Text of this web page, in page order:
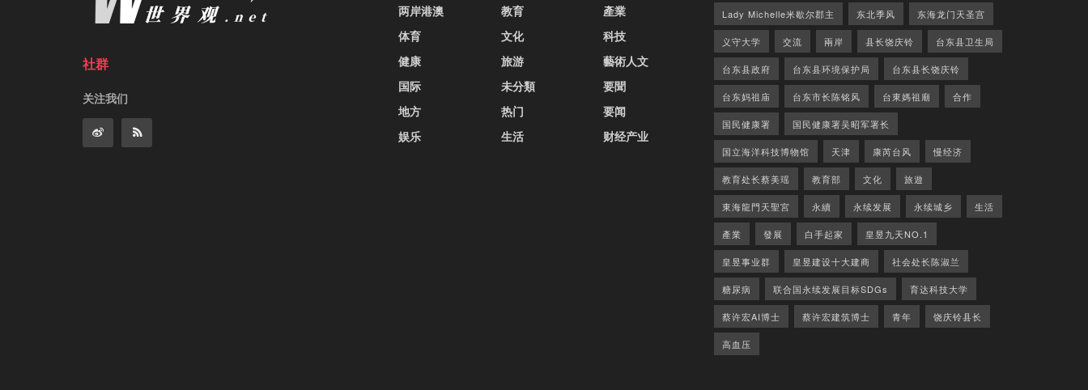
社群
关注我们
两岸港澳
体育
健康
国际
地方
娱乐
教育
文化
旅游
未分類
热门
生活
產業
科技
藝術人文
要聞
要闻
财经产业
Lady Michelle米歇尔郡主 东北季风 东海龙门天圣宫
义守大学 交流 兩岸 县长饶庆铃 台东县卫生局
台东县政府 台东县环境保护局 台东县长饶庆铃
台东妈祖庙 台东市长陈铭风 台東媽祖廟 合作
国民健康署 国民健康署吴昭军署长
国立海洋科技博物馆 天津 康芮台风 慢经济
教育处长蔡美瑶 教育部 文化 旅遊
東海龍門天聖宮 永續 永续发展 永续城乡 生活
產業 發展 白手起家 皇昱九天NO.1
皇昱事业群 皇昱建设十大建商 社会处长陈淑兰
糖尿病 联合国永续发展目标SDGs 育达科技大学
蔡许宏AI博士 蔡许宏建筑博士 青年 饶庆铃县长
高血压